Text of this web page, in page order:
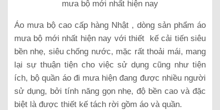
mưa bộ mới nhất hiện nay
Áo mưa bộ cao cấp hàng Nhật , dòng sản phẩm áo
mưa bộ mới nhất hiện nay với thiết kế cải tiến siêu
bền nhẹ, siêu chống nước, mặc rất thoải mái, mang
lại sự thuận tiện cho việc sử dụng cũng như tiện
ích, bộ quần áo đi mưa hiện đang được nhiều người
sử dụng, bởi tính năng gọn nhẹ, độ bền cao và đặc
biệt là được thiết kế tách rời gồm áo và quần.